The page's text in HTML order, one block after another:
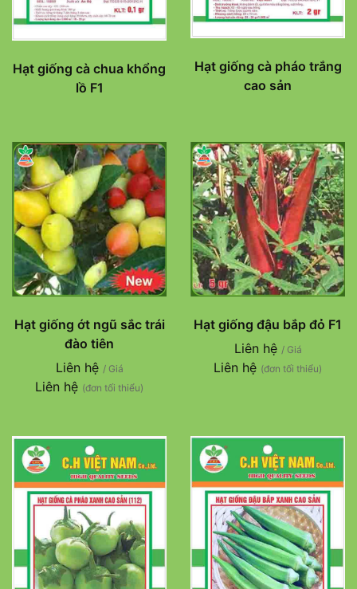
Hạt giống cà chua khổng
lồ F1
Hạt giống cà pháo trắng
cao sản
Hạt giống ớt ngũ sắc trái
đào tiên
Liên hệ / Giá
Liên hệ (đơn tối thiểu)
Hạt giống đậu bắp đỏ F1
Liên hệ / Giá
Liên hệ (đơn tối thiểu)